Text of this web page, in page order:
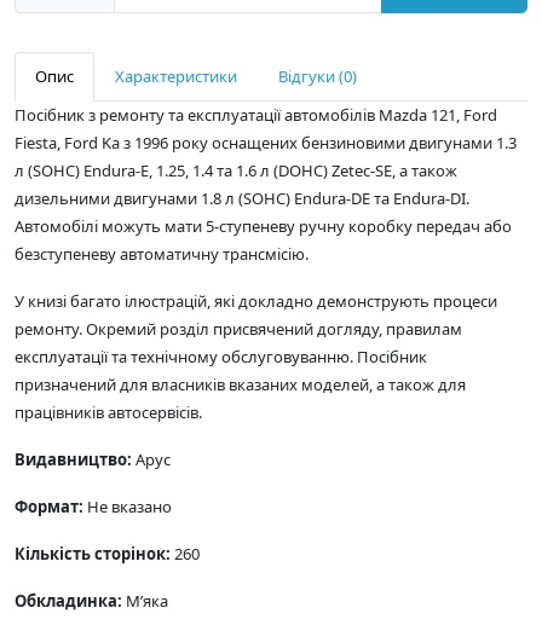
Опис Характеристики
Відгуки (0)
Посібник з ремонту та експлуатації автомобілів Mazda 121, Ford
Fiesta, Ford Ka з 1996 року оснащених бензиновими двигунами 1.3
л (SOHC) Endura-E, 1.25, 1.4 та 1.6 л (DOHC) Zetec-SE, а також
дизельними двигунами 1.8 л (SOHC) Endura-DE та Endura-DI.
Автомобілі можуть мати 5-ступеневу ручну коробку передач або
безступеневу автоматичну трансмісію.
У книзі багато ілюстрацій, які докладно демонструють процеси
ремонту. Окремий розділ присвячений догляду, правилам
експлуатації та технічному обслуговуванню. Посібник
призначений для власників вказаних моделей, а також для
працівників автосервісів.
Видавництво: Арус
Формат: Не вказано
Кількість сторінок: 260
Обкладинка: М’яка